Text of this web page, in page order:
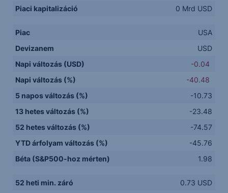
Piaci kapitalizáció
0 Mrd USD
Piac
USA
Devizanem
USD
Napi változás (USD)
-0.04
Napi változás (%)
-40.48
5 napos változás (%)
-10.73
13 hetes változás (%)
-23.48
52 hetes változás (%)
-74.57
YTD árfolyam változás (%)
-45.76
Béta (S&P500-hoz mérten)
1.98
52 heti min. záró
0.73 USD